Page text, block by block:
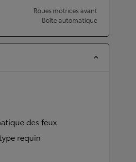
Roues motrices avant
Boîte automatique
des feux
requin